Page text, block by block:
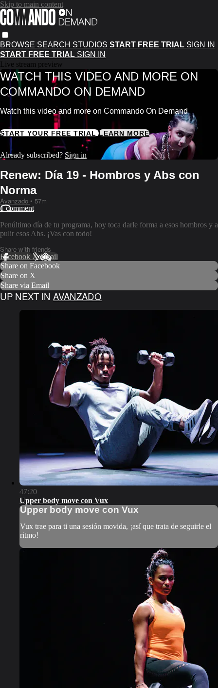
Skip to main content
BROWSE SEARCH STUDIOS START FREE TRIAL SIGN IN
START FREE TRIAL SIGN IN
Live stream preview
WATCH THIS VIDEO AND MORE ON
COMMANDO ON DEMAND
Watch this video and more on Commando On Demand
START YOUR FREE TRIALLEARN MORE
Already subscribed? Sign in
Renew: Día 19 - Hombros y Abs con
Norma
Avanzado • 57m
1 comment
Penúltimo día de tu programa, hoy toca darle forma a esos hombros y a
pulir esos Abs. ¡Vas con todo!
Share with friends
Facebook XEmail
Share on Facebook
Share on X
Share via Email
UP NEXT IN AVANZADO
47:20
Upper body move con Vux
Upper body move con Vux
Vux trae para ti una sesión movida, ¡así que trata de seguirle el
ritmo!